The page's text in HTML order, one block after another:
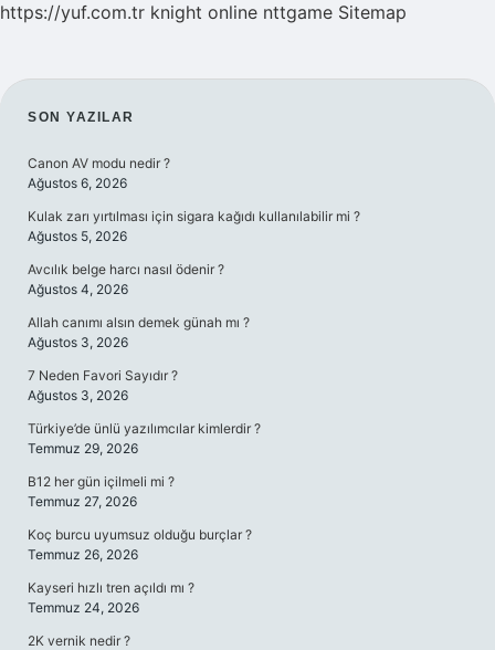
https://yuf.com.tr knight online nttgame Sitemap
SIDEBAR
SON YAZILAR
Canon AV modu nedir ?
Ağustos 6, 2026
Kulak zarı yırtılması için sigara kağıdı kullanılabilir mi ?
Ağustos 5, 2026
Avcılık belge harcı nasıl ödenir ?
Ağustos 4, 2026
Allah canımı alsın demek günah mı ?
Ağustos 3, 2026
7 Neden Favori Sayıdır ?
Ağustos 3, 2026
Türkiye’de ünlü yazılımcılar kimlerdir ?
Temmuz 29, 2026
B12 her gün içilmeli mi ?
Temmuz 27, 2026
Koç burcu uyumsuz olduğu burçlar ?
Temmuz 26, 2026
Kayseri hızlı tren açıldı mı ?
Temmuz 24, 2026
2K vernik nedir ?